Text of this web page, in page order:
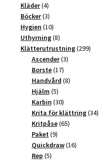
Kläder 44
produkter
Böcker 33
produkter
Hygien 1010
produkter
Uthyrning 88
produkter
Klätterutrustning 299299
Ascender 33
Borste 1717
produkter
Handvård 88
Hjälm 55
produkter
Karbin 3030
produkter
Krita för klättring 3434
Kritpåse 6565
Paket 99
produkter
Quickdraw 1616
Rep 55